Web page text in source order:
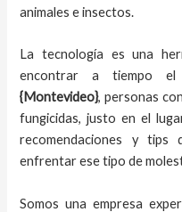
animales e insectos.
La tecnología es una
encontrar a tiempo
{Montevideo}, personas
fungicidas, justo en el
recomendaciones y
enfrentar ese tipo de
Somos una empresa